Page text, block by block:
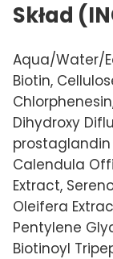
Skład
Aqua/Water/
Biotin,
Dihydroxy
Calendula
Extract,
Oleifera
Pentylene
Biotinoyl